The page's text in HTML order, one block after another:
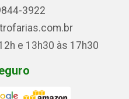
3922
e 13h30 às 17h30